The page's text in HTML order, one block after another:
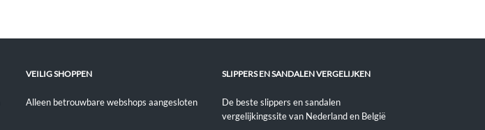
VEILIG SHOPPEN
Alleen betrouwbare webshops aangesloten
SLIPPERS EN SANDALEN VERGELIJKEN
De beste slippers en sandalen
vergelijkingssite van Nederland en België